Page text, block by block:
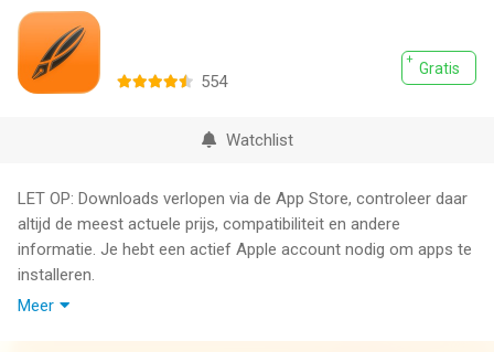
Gratis
554
Watchlist
LET OP: Downloads verlopen via de App Store, controleer daar
altijd de meest actuele prijs, compatibiliteit en andere
informatie. Je hebt een actief Apple account nodig om apps te
installeren.
Meer